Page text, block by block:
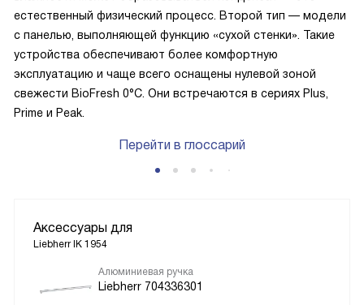
естественный физический процесс. Второй тип — модели
с панелью, выполняющей функцию «сухой стенки». Такие
устройства обеспечивают более комфортную
эксплуатацию и чаще всего оснащены нулевой зоной
свежести BioFresh 0°C. Они встречаются в сериях Plus,
Prime и Peak.
Перейти в глоссарий
Аксессуары для
Liebherr IK 1954
Алюминиевая ручка
Liebherr 704336301